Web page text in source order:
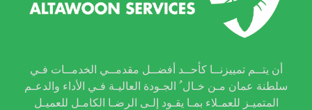
أن يتــم تمييزنــا كأحــد أفضــل مقدمــي الخدمــات فـي
سلطنة عمان مـن خـال ُ الجـودة العاليـة فـي الأداء والدعـم
المتميـز للعمـلاء بمـا يقـود إلـى الرضـا الكامـل للعميـل